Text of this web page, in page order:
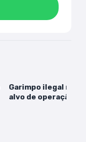
Garimpo ilegal no
alvo de operação